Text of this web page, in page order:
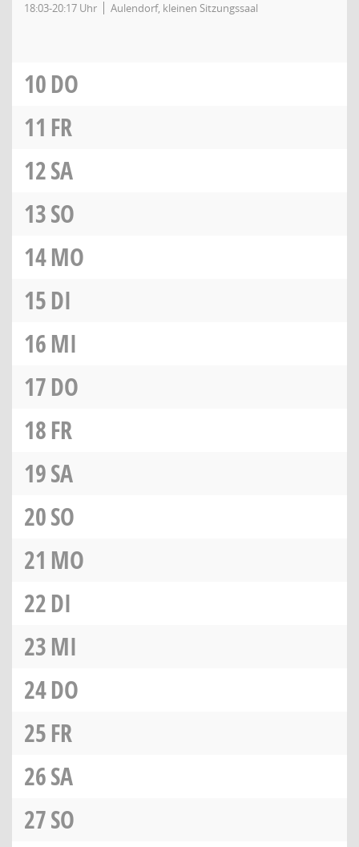
18:03-20:17 Uhr Aulendorf, kleinen Sitzungssaal
10DO
11 FR
12SA
13SO
14MO
15DI
16MI
17DO
18FR
19SA
20SO
21 MO
22DI
23MI
24DO
25FR
26SA
27SO